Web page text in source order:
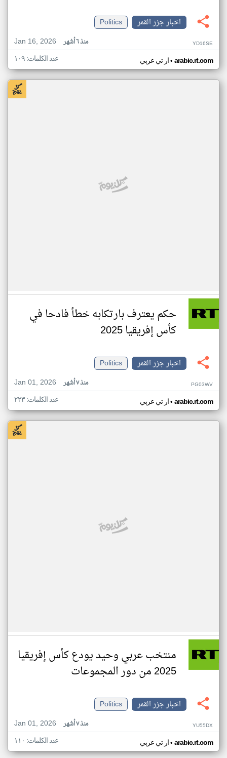
اخبار جزر القمر
Politics
Jan 16, 2026
منذ ٦ أشهر YD16SE
ار تي عربي• arabic.rt.com عدد الكلمات: ١٠٩
حكم يعترف بارتكابه خطأ فادحا في
كأس إفريقيا 2025
اخبار جزر القمر
Politics
Jan 01, 2026
منذ ٧ أشهر PG03WV
ار تي عربي• arabic.rt.com عدد الكلمات: ٢٢٣
منتخب عربي وحيد يودع كأس إفريقيا
2025 من دور المجموعات
اخبار جزر القمر
Politics
Jan 01, 2026
منذ ٧ أشهر YU55DX
ار تي عربي• arabic.rt.com عدد الكلمات: ١١٠